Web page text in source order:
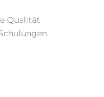
Qualität